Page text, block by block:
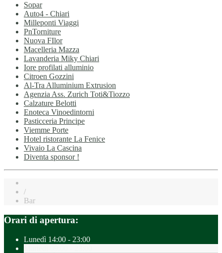
Sopar
Auto4 - Chiari
Milleponti Viaggi
PnTorniture
Nuova FIlor
Macelleria Mazza
Lavanderia Miky Chiari
Iore profilati alluminio
Citroen Gozzini
Al-Tra Alluminium Extrusion
Agenzia Ass. Zurich Toti&Tiozzo
Calzature Belotti
Enoteca Vinoedintorni
Pasticceria Principe
Viemme Porte
Hotel ristorante La Fenice
Vivaio La Cascina
Diventa sponsor !
/
Bar
Orari di apertura:
Lunedì 14:00 - 23:00